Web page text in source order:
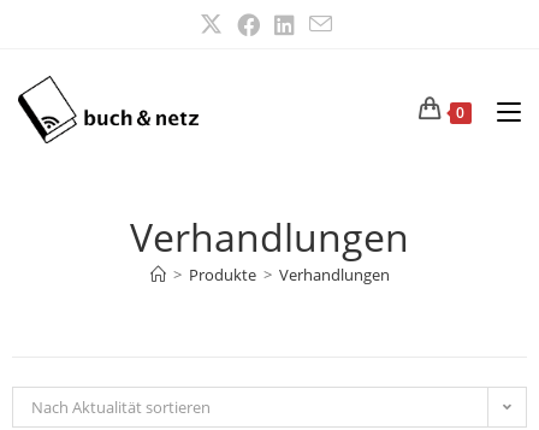
0
Verhandlungen
> Produkte > Verhandlungen
Nach Aktualität sortieren